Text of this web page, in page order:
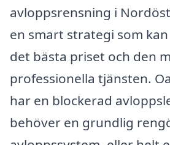
avloppsrensning i
en smart strategi som
det bästa priset och den
professionella tjänsten.
har en blockerad
behöver en grundlig